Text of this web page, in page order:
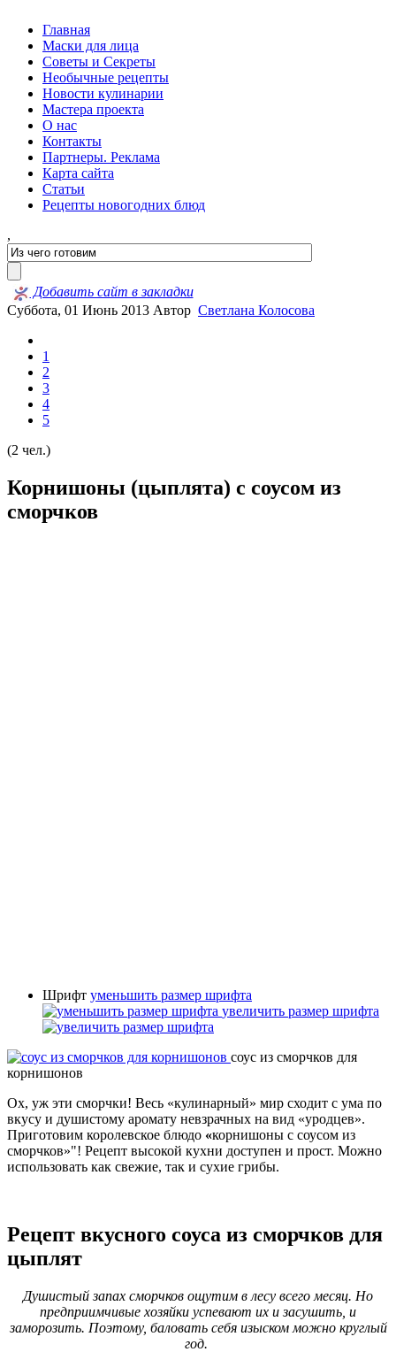
Главная
Маски для лица
Советы и Секреты
Необычные рецепты
Новости кулинарии
Мастера проекта
О нас
Контакты
Партнеры. Реклама
Карта сайта
Статьи
Рецепты новогодних блюд
,
Добавить сайт в закладки
Суббота, 01 Июнь 2013 Автор Светлана Колосова
1
2
3
4
5
(2 чел.)
Корнишоны (цыплята) с соусом из
сморчков
Шрифт уменьшить размер шрифта
увеличить размер шрифта
соус из сморчков для
корнишонов
Ох, уж эти сморчки! Весь «кулинарный» мир сходит с ума по
вкусу и душистому аромату невзрачных на вид «уродцев».
Приготовим королевское блюдо «корнишоны с соусом из
сморчков»"! Рецепт высокой кухни доступен и прост. Можно
использовать как свежие, так и сухие грибы.
Рецепт вкусного соуса из сморчков для
цыплят
Душистый запах сморчков ощутим в лесу всего месяц. Но
предприимчивые хозяйки успевают их и засушить, и
заморозить. Поэтому, баловать себя изыском можно круглый
год.